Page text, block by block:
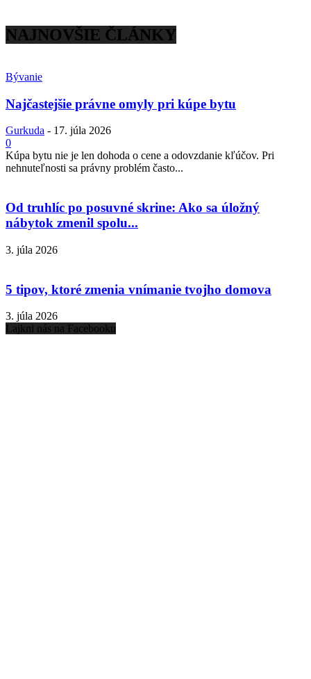
NAJNOVŠIE ČLÁNKY
Bývanie
Najčastejšie právne omyly pri kúpe bytu
Gurkuda - 17. júla 2026
0
Kúpa bytu nie je len dohoda o cene a odovzdanie kľúčov. Pri
nehnuteľnosti sa právny problém často...
Od truhlíc po posuvné skrine: Ako sa úložný
nábytok zmenil spolu...
3. júla 2026
5 tipov, ktoré zmenia vnímanie tvojho domova
3. júla 2026
Lajkni nás na Facebooku